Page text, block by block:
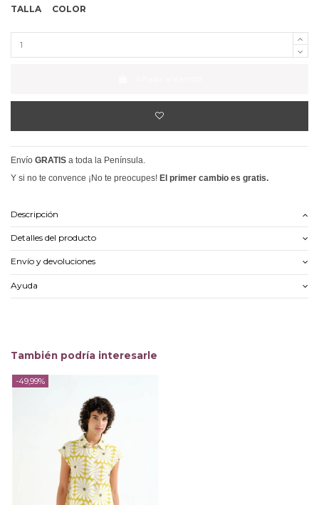
TALLA COLOR
Envío GRATIS a toda la Península.
Y si no te convence ¡No te preocupes! El primer cambio es gratis.
Descripción
Detalles del producto
Envío y devoluciones
Ayuda
También podría interesarle
-49,99%